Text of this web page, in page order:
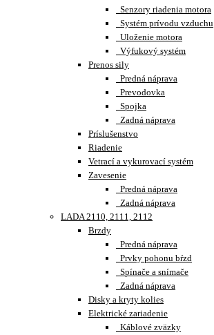
Senzory riadenia motora
Systém prívodu vzduchu
Uloženie motora
Výfukový systém
Prenos sily
Predná náprava
Prevodovka
Spojka
Zadná náprava
Príslušenstvo
Riadenie
Vetrací a vykurovací systém
Zavesenie
Predná náprava
Zadná náprava
LADA 2110, 2111, 2112
Brzdy
Predná náprava
Prvky pohonu bŕzd
Spínače a snímače
Zadná náprava
Disky a kryty kolies
Elektrické zariadenie
Káblové zväzky